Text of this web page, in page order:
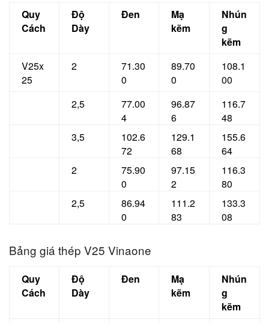
Quy
Cách
Độ
Dày
Đen
Mạ
kẽm
Nhún
g
kẽm
V25x
25
2
71.30
0
89.70
0
108.1
00
2,5
77.00
4
96.87
6
116.7
48
3,5
102.6
72
129.1
68
155.6
64
2
75.90
0
97.15
2
116.3
80
2,5
86.94
0
111.2
83
133.3
08
Bảng giá thép V25 Vinaone
Quy
Cách
Độ
Dày
Đen
Mạ
kẽm
Nhún
g
kẽm